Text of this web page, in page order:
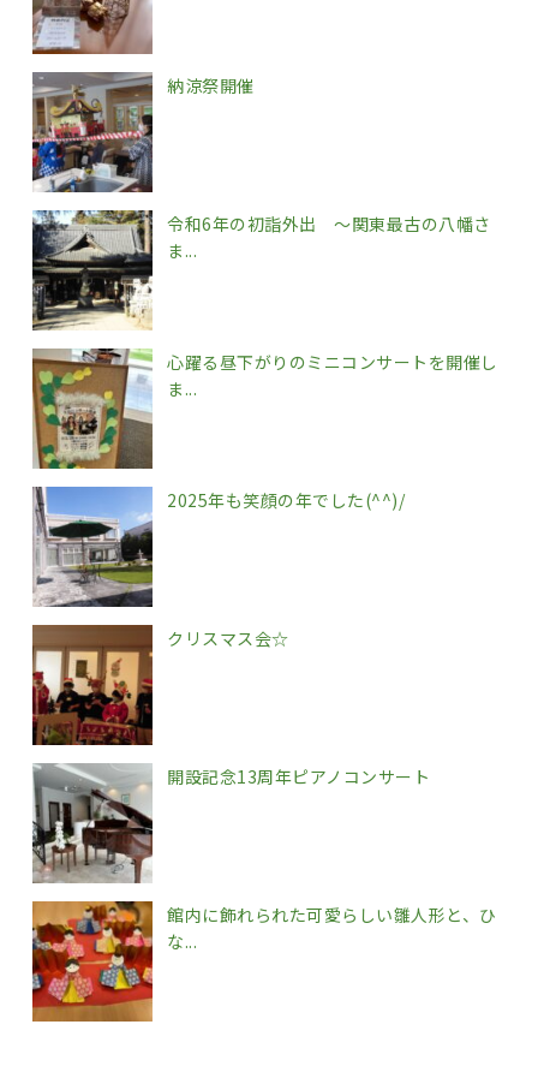
納涼祭開催
令和6年の初詣外出 ～関東最古の八幡さ
ま...
心躍る昼下がりのミニコンサートを開催し
ま...
2025年も笑顔の年でした(^^)/
クリスマス会☆
開設記念13周年ピアノコンサート
館内に飾れられた可愛らしい雛人形と、ひ
な...